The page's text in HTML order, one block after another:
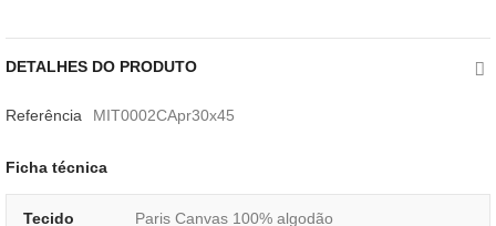
DETALHES DO PRODUTO
Referência MIT0002CApr30x45
Ficha técnica
Tecido Paris Canvas 100% algodão